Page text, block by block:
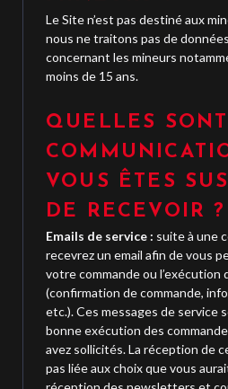
Le Site n’est pas destiné aux
nous ne traitons pas de
concernant les mineurs
moins de 15 ans.
QUELLES
VOUS ÊTES
DE RECEVOIR ?
Emails de service : suite à une
recevrez un email afin de vous
votre commande ou
(confirmation de commande,
etc.). Ces messages de service
bonne exécution des
avez sollicités. La réception de
pas liée aux choix que vous